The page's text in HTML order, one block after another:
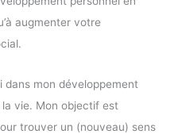
augmenter votre
dans mon développement
vie. Mon objectif est
trouver un (nouveau) sens